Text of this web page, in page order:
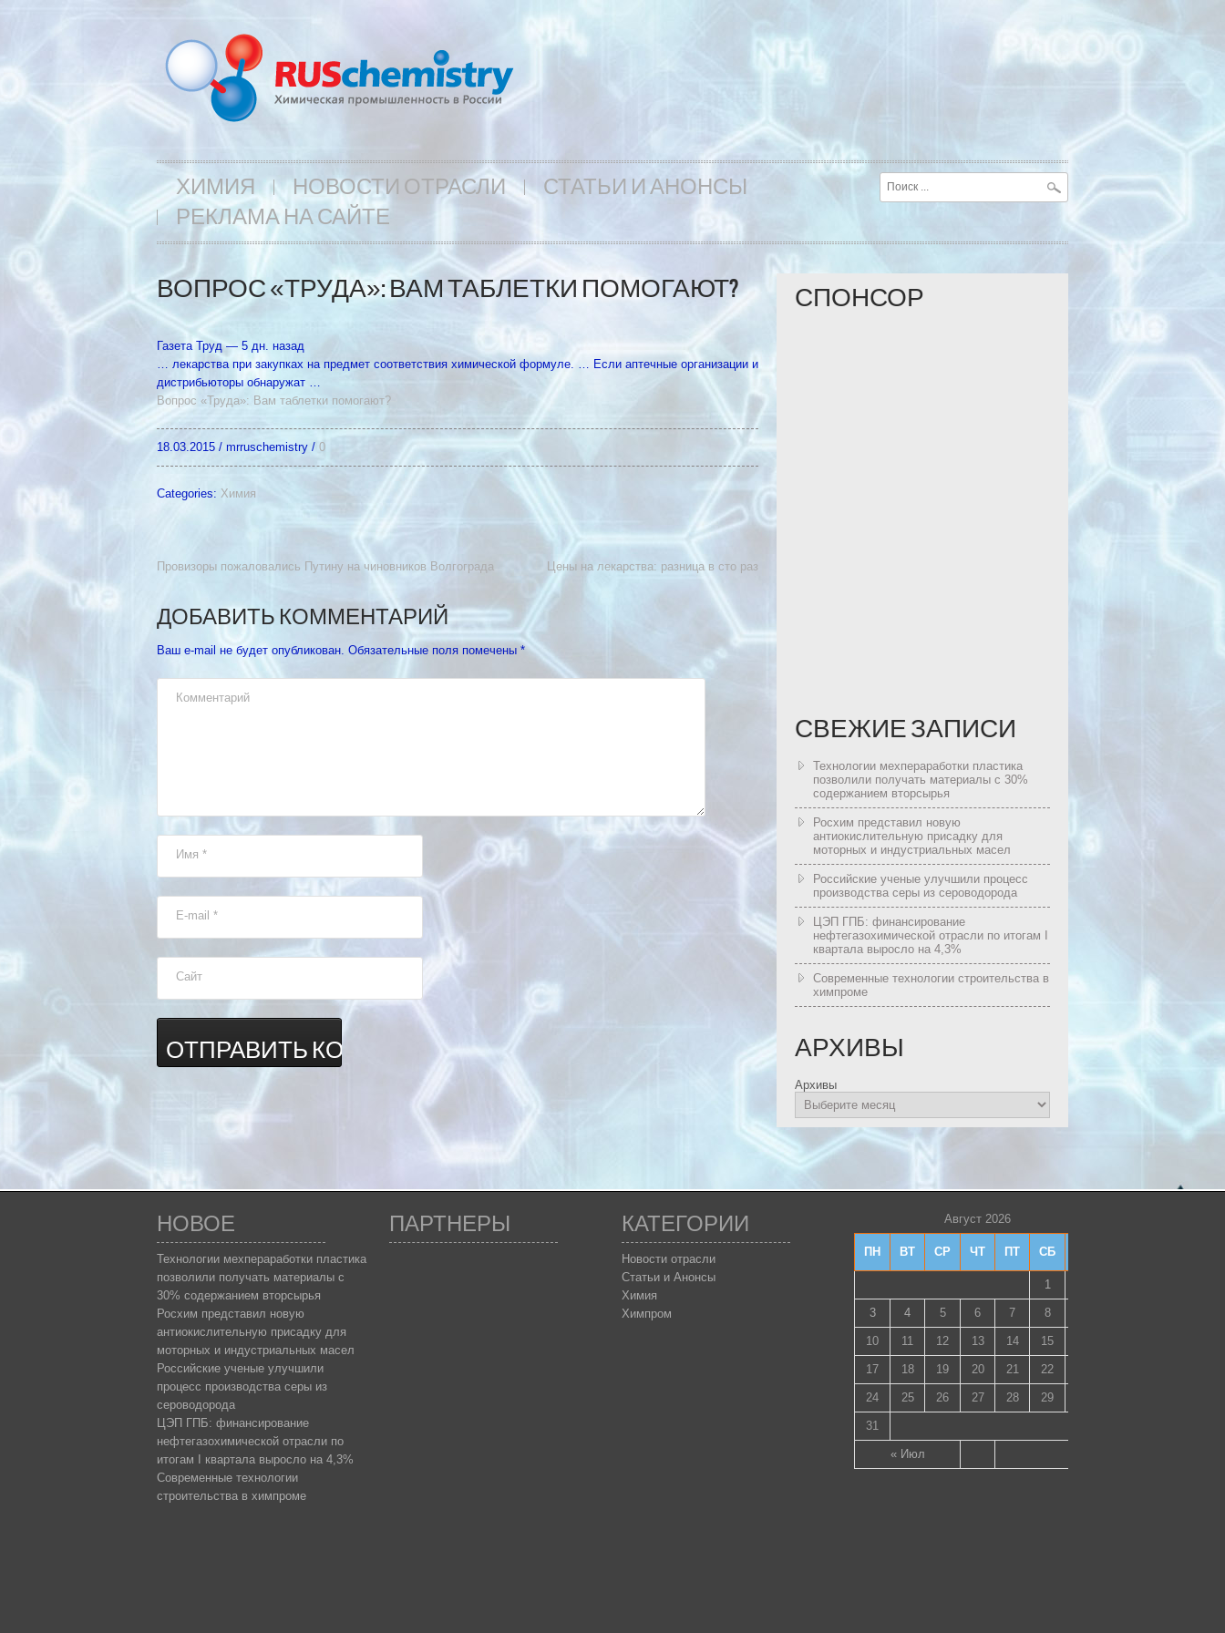
ХИМИЯ НОВОСТИ ОТРАСЛИ
СТАТЬИ И АНОНСЫ
РЕКЛАМА НА САЙТЕ
ВОПРОС «ТРУДА»: ВАМ ТАБЛЕТКИ ПОМОГАЮТ?
Газета Труд‎ — 5 дн. назад
… лекарства при закупках на предмет соответствия химической формуле. … Если аптечные организации и
дистрибьюторы обнаружат …
Вопрос «Труда»: Вам таблетки помогают?
18.03.2015 / mrruschemistry / 0
Categories: Химия
Провизоры пожаловались Путину на чиновников Волгограда Цены на лекарства: разница в сто раз
ДОБАВИТЬ КОММЕНТАРИЙ
Ваш e-mail не будет опубликован. Обязательные поля помечены *
Комментарий
Имя *
E-mail *
Сайт
СПОНСОР
СВЕЖИЕ ЗАПИСИ
Технологии мехпераработки пластика
позволили получать материалы с 30%
содержанием вторсырья
Росхим представил новую
антиокислительную присадку для
моторных и индустриальных масел
Российские ученые улучшили процесс
производства серы из сероводорода
ЦЭП ГПБ: финансирование
нефтегазохимической отрасли по итогам I
квартала выросло на 4,3%
Современные технологии строительства в
химпроме
АРХИВЫ
Архивы
НОВОЕ
Технологии мехпераработки пластика
позволили получать материалы с
30% содержанием вторсырья
Росхим представил новую
антиокислительную присадку для
моторных и индустриальных масел
Российские ученые улучшили
процесс производства серы из
сероводорода
ЦЭП ГПБ: финансирование
нефтегазохимической отрасли по
итогам I квартала выросло на 4,3%
Современные технологии
строительства в химпроме
ПАРТНЕРЫ КАТЕГОРИИ
Новости отрасли
Статьи и Анонсы
Химия
Химпром
Август 2026
ПН ВТ СР ЧТ ПТ СБ
« Июл
1
3 4 5 6 7 8
10 11 12 13 14 15
17 18 19 20 21 22
24 25 26 27 28 29
31